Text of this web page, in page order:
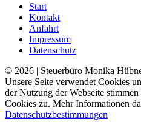
Start
Kontakt
Anfahrt
Impressum
Datenschutz
© 2026 | Steuerbüro Monika
Unsere Seite verwendet Cookies
der Nutzung der Webseite
Cookies zu. Mehr Informationen
Datenschutzbestimmungen